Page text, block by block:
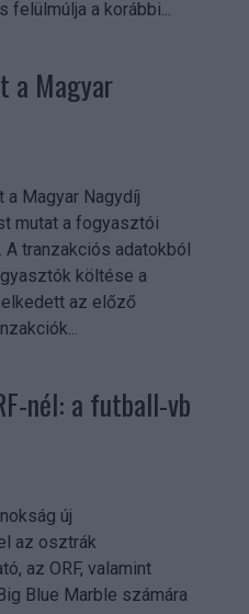
felülmúlja a korábbi...
a Magyar
Magyar Nagydíj
mutat a fogyasztói
A tranzakciós adatokból
költése a
az előző
nél: a futball-vb
új
az osztrák
az ORF, valamint
Blue Marble számára